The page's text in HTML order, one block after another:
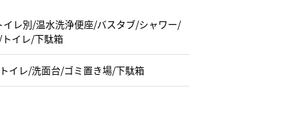
レ別/温水洗浄便座/バスタブ/シャワー/
イレ/下駄箱
イレ/洗面台/ゴミ置き場/下駄箱